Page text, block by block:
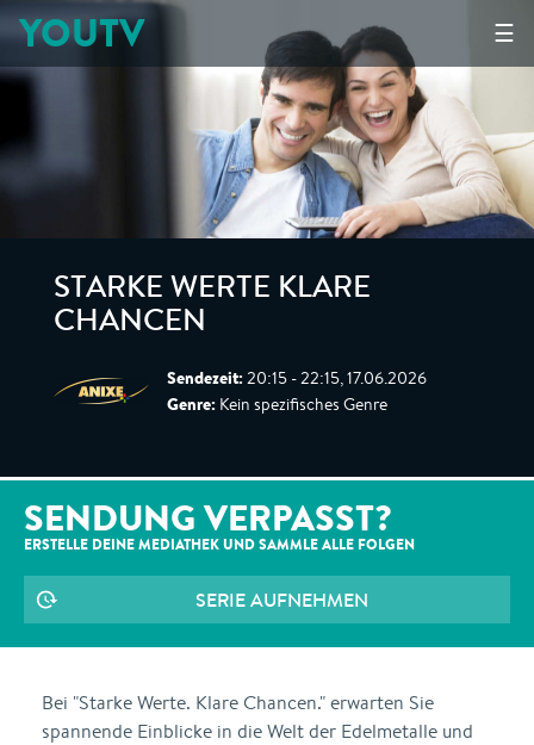
☰
YOUTV
STARKE WERTE KLARE
CHANCEN
Sendezeit: 20:15 - 22:15, 17.06.2026
Genre: Kein spezifisches Genre
SENDUNG VERPASST?
ERSTELLE DEINE MEDIATHEK UND SAMMLE ALLE FOLGEN
SERIE AUFNEHMEN
Bei "Starke Werte. Klare Chancen." erwarten Sie
spannende Einblicke in die Welt der Edelmetalle und